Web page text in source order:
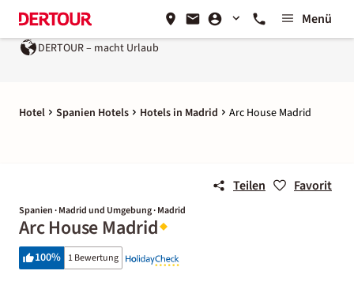
Menü
DERTOUR – macht Urlaub
Hotel Spanien Hotels Hotels in Madrid Arc House Madrid
Teilen Favorit
Spanien · Madrid und Umgebung · Madrid
Arc House Madrid
100% 1 Bewertung